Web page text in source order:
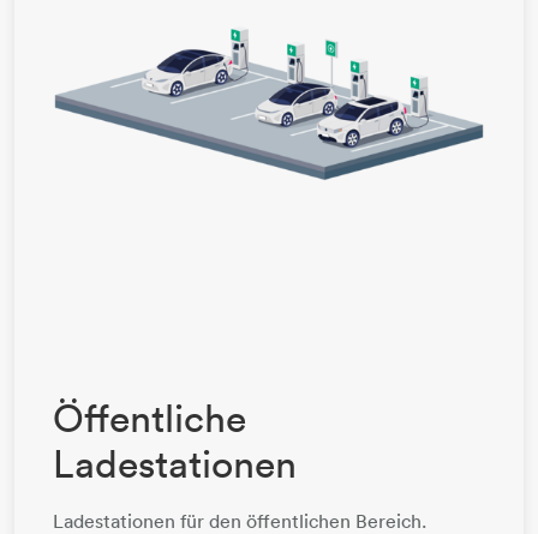
Öffentliche
Ladestationen
Ladestationen für den öffentlichen Bereich.